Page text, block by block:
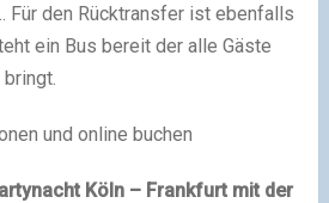
Für den Rücktransfer ist ebenfalls
ein Bus bereit der alle Gäste
und online buchen
Köln – Frankfurt mit der